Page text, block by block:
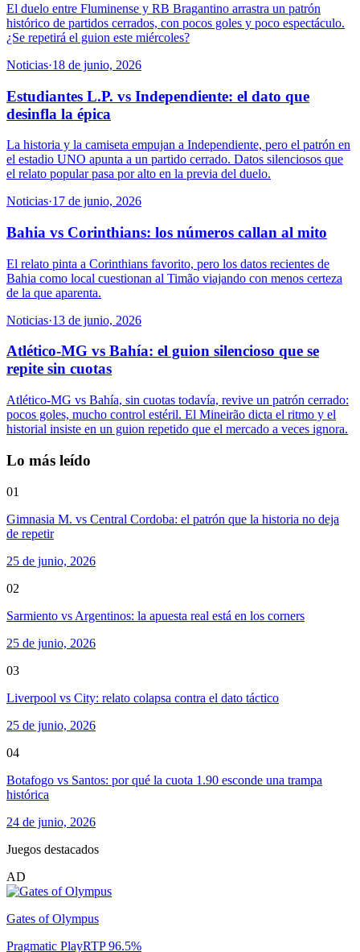
El duelo entre Fluminense y RB Bragantino arrastra un patrón
histórico de partidos cerrados, con pocos goles y poco espectáculo.
¿Se repetirá el guion este miércoles?
Noticias·18 de junio, 2026
Estudiantes L.P. vs Independiente: el dato que
desinfla la épica
La historia y la camiseta empujan a Independiente, pero el patrón en
el estadio UNO apunta a un partido cerrado. Datos silenciosos que
el relato popular pasa por alto en la previa del duelo.
Noticias·17 de junio, 2026
Bahia vs Corinthians: los números callan al mito
El relato pinta a Corinthians favorito, pero los datos recientes de
Bahia como local cuestionan al Timão viajando con menos certeza
de la que aparenta.
Noticias·13 de junio, 2026
Atlético-MG vs Bahía: el guion silencioso que se
repite sin cuotas
Atlético-MG vs Bahía, sin cuotas todavía, revive un patrón cerrado:
pocos goles, mucho control estéril. El Mineirão dicta el ritmo y el
historial insiste en un guion repetido que el mercado a veces ignora.
Lo más leído
01
Gimnasia M. vs Central Cordoba: el patrón que la historia no deja
de repetir
25 de junio, 2026
02
Sarmiento vs Argentinos: la apuesta real está en los corners
25 de junio, 2026
03
Liverpool vs City: relato colapsa contra el dato táctico
25 de junio, 2026
04
Botafogo vs Santos: por qué la cuota 1.90 esconde una trampa
histórica
24 de junio, 2026
Juegos destacados
AD
Gates of Olympus
Pragmatic PlayRTP96.5%